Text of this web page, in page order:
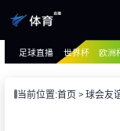
播
足球直播 世界杯 欧洲
当前位置:首页 球会友